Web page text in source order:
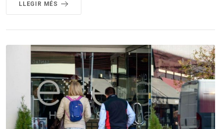
LLEGIR MÉS